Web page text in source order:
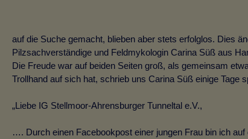
auf die Suche gemacht, blieben aber stets erfolglos. Dies
Pilzsachverständige und Feldmykologin Carina Süß aus
Die Freude war auf beiden Seiten groß, als gemeinsam
Trollhand auf sich hat, schrieb uns Carina Süß einige Tage
„Liebe IG Stellmoor-Ahrensburger Tunneltal e.V.,
…. Durch einen Facebookpost einer jungen Frau bin ich